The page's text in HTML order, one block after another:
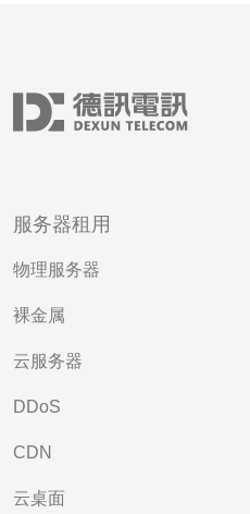
服务器租用
物理服务器
裸金属
云服务器
DDoS
CDN
云桌面